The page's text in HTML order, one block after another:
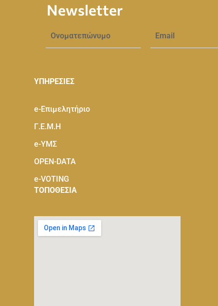
Newsletter
ΥΠΗΡΕΣΙΕΣ
e-Eπιμελητήριο
Γ.Ε.Μ.Η
e-ΥΜΣ
OPEN-DATA
e-VOTING
ΤΟΠΟΘΕΣΙΑ